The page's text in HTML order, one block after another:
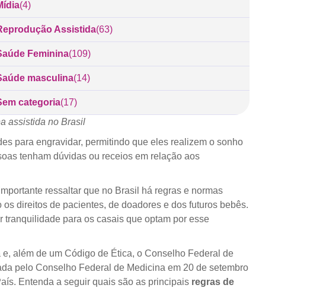
(4)
Assistida(63)
Feminina(109)
masculina(14)
categoria(17)
assistida no Brasil
para engravidar, permitindo que eles realizem o sonho
tenham dúvidas ou receios em relação aos
ressaltar que no Brasil há regras e normas
direitos de pacientes, de doadores e dos futuros bebês.
tranquilidade para os casais que optam por esse
além de um Código de Ética, o Conselho Federal de
pelo Conselho Federal de Medicina em 20 de setembro
Entenda a seguir quais são as principais regras de